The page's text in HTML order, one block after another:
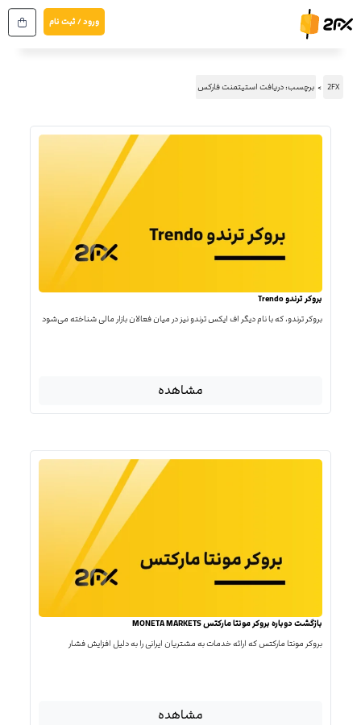
به
ورود / ثبت نام
2FX برچسب: دریافت استیتمنت فارکس
بروکر ترندو Trendo
بروکر ترندو، که با نام دیگر اف ایکس ترندو نیز در میان فعالان بازار مالی شناخته می‌شود
مشاهده
بازگشت دوباره بروکر مونتا مارکتس MONETA MARKETS
بروکر مونتا مارکتس که ارائه خدمات به مشتریان ایرانی را به دلیل افزایش فشار
مشاهده